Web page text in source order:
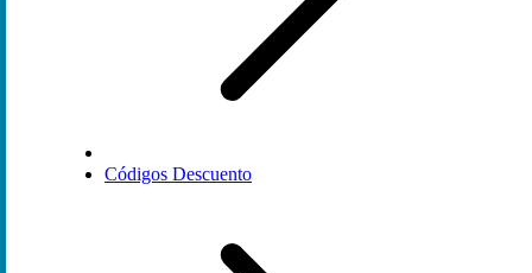
Códigos Descuento